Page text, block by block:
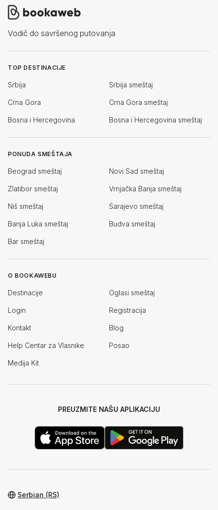
Vodič do savršenog putovanja
TOP DESTINACIJE
Srbija Srbija smeštaj
Crna Gora Crna Gora smeštaj
Bosna i Hercegovina Bosna i Hercegovina smeštaj
PONUDA SMEŠTAJA
Beograd smeštaj Novi Sad smeštaj
Zlatibor smeštaj Vrnjačka Banja smeštaj
Niš smeštaj Sarajevo smeštaj
Banja Luka smeštaj Budva smeštaj
Bar smeštaj
O BOOKAWEBU
Destinacije Oglasi smeštaj
Login Registracija
Kontakt Blog
Help Centar za Vlasnike Posao
Medija Kit
PREUZMITE NAŠU APLIKACIJU
Serbian (RS)